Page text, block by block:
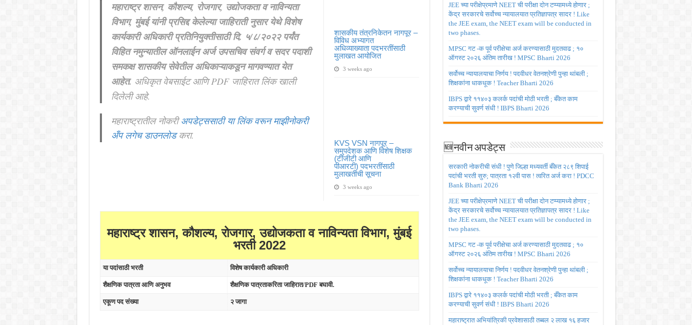
शासकीय तंत्रनिकेतन नागपूर –
विविध अभ्यागत
अधिव्याख्याता पदभरतींसाठी
मुलाखत आयोजित
3 weeks ago
KVS VSN नागपूर –
समुपदेशक आणि विशेष शिक्षक
(टीजीटी आणि
पीआरटी) पदभरतींसाठी
मुलाखतीची सूचना
3 weeks ago
महाराष्ट्र शासन, कौशल्य, रोजगार, उद्योजकता व नाविन्यता
विभाग, मुंबई यांनी प्रसिद्द केलेल्या जाहिराती नुसार येथे विशेष
कार्यकारी अधिकारी प्रतिनियुक्तीसाठी दि. ५/८/२०२२ पर्यंत
विहित नमुन्यातील ऑनलाईन अर्ज उपसचिव संवर्ग व सदर पदाशी
समकक्ष शासकीय सेवेतील अधिकाऱ्याकडून मागवण्यात येत
आहेत. अधिकृत वेबसाईट आणि PDF जाहिरात लिंक खाली
दिलेली आहे.
महाराष्ट्रातील नोकरीअपडेट्ससाठी या लिंक वरून माझीनोकरी
अँप लगेच डाउनलोडकरा.
महाराष्ट्र शासन, कौशल्य, रोजगार, उद्योजकता व नाविन्यता विभाग, मुंबई
भरती 2022
या पदांसाठी भरती विशेष कार्यकारी अधिकारी
शैक्षणिक पात्रता आणि अनुभव शैक्षणिक पात्रताकरिता जाहिरात/PDF बघावी.
एकूण पद संख्या २ जागा
JEE च्या परीक्षेप्रमाणे NEET ची परीक्षा दोन टप्प्यामध्ये होणार ;
केंद्र सरकारचे सर्वोच्च न्यायालयात प्रतिज्ञापत्र सादर ! Like
the JEE exam, the NEET exam will be conducted in
two phases.
MPSC गट -क पूर्व परीक्षेचा अर्ज करण्यासाठी मुदतवाढ ; १०
ऑगस्ट २०२६ अंतिम तारीख ! MPSC Bharti 2026
सर्वोच्च न्यायालयाचा निर्णय ! पदवीधर वेतनश्रेणी पुन्हा थांबली ;
शिक्षकांना धाकधूक ! Teacher Bharti 2026
IBPS द्वारे ११४०३ कलर्क पदांची मोठी भरती ; बँकेत काम
करण्याची सुवर्ण संधी ! IBPS Bharti 2026
🆕नवीन अपडेट्स
सरकारी नोकरीची संधी ! पुणे जिल्हा मध्यवर्ती बँकेत २८९ शिपाई
पदांची भरती सुरु; पात्रता १२वी पास ! त्वरित अर्ज करा ! PDCC
Bank Bharti 2026
JEE च्या परीक्षेप्रमाणे NEET ची परीक्षा दोन टप्प्यामध्ये होणार ;
केंद्र सरकारचे सर्वोच्च न्यायालयात प्रतिज्ञापत्र सादर ! Like
the JEE exam, the NEET exam will be conducted in
two phases.
MPSC गट -क पूर्व परीक्षेचा अर्ज करण्यासाठी मुदतवाढ ; १०
ऑगस्ट २०२६ अंतिम तारीख ! MPSC Bharti 2026
सर्वोच्च न्यायालयाचा निर्णय ! पदवीधर वेतनश्रेणी पुन्हा थांबली ;
शिक्षकांना धाकधूक ! Teacher Bharti 2026
IBPS द्वारे ११४०३ कलर्क पदांची मोठी भरती ; बँकेत काम
करण्याची सुवर्ण संधी ! IBPS Bharti 2026
महाराष्ट्रात अभियांत्रिकी प्रवेशासाठी तब्बल २ लाख १६ हजार